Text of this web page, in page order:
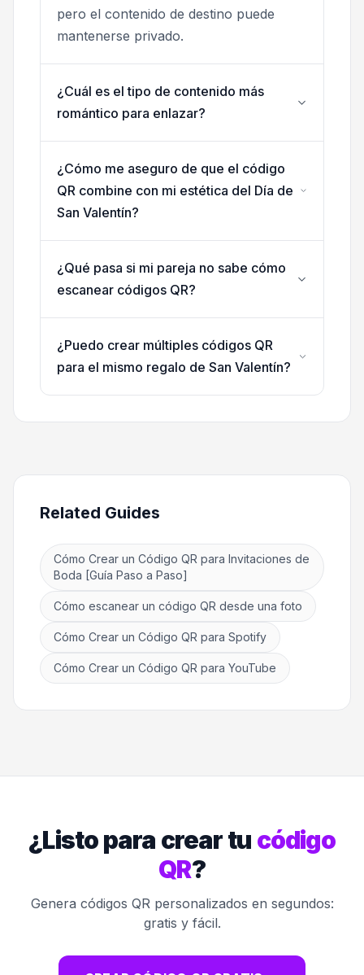
pero el contenido de destino puede
mantenerse privado.
¿Cuál es el tipo de contenido más
romántico para enlazar?
¿Cómo me aseguro de que el código
QR combine con mi estética del Día de
San Valentín?
¿Qué pasa si mi pareja no sabe cómo
escanear códigos QR?
¿Puedo crear múltiples códigos QR
para el mismo regalo de San Valentín?
Related Guides
Cómo Crear un Código QR para Invitaciones de
Boda [Guía Paso a Paso]
Cómo escanear un código QR desde una foto
Cómo Crear un Código QR para Spotify
Cómo Crear un Código QR para YouTube
¿Listo para crear tu código
QR?
Genera códigos QR personalizados en segundos:
gratis y fácil.